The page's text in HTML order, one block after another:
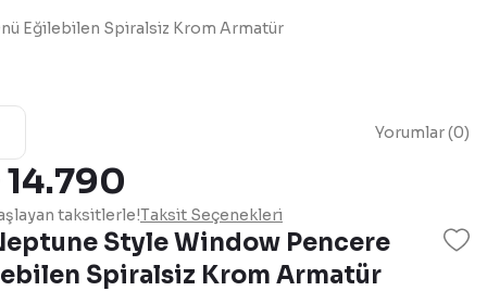
Eğilebilen Spiralsiz Krom Armatür
Yorumlar (0)
Style Window Pencere
Spiralsiz Krom Armatür
14.790
taksitlerle!Taksit Seçenekleri